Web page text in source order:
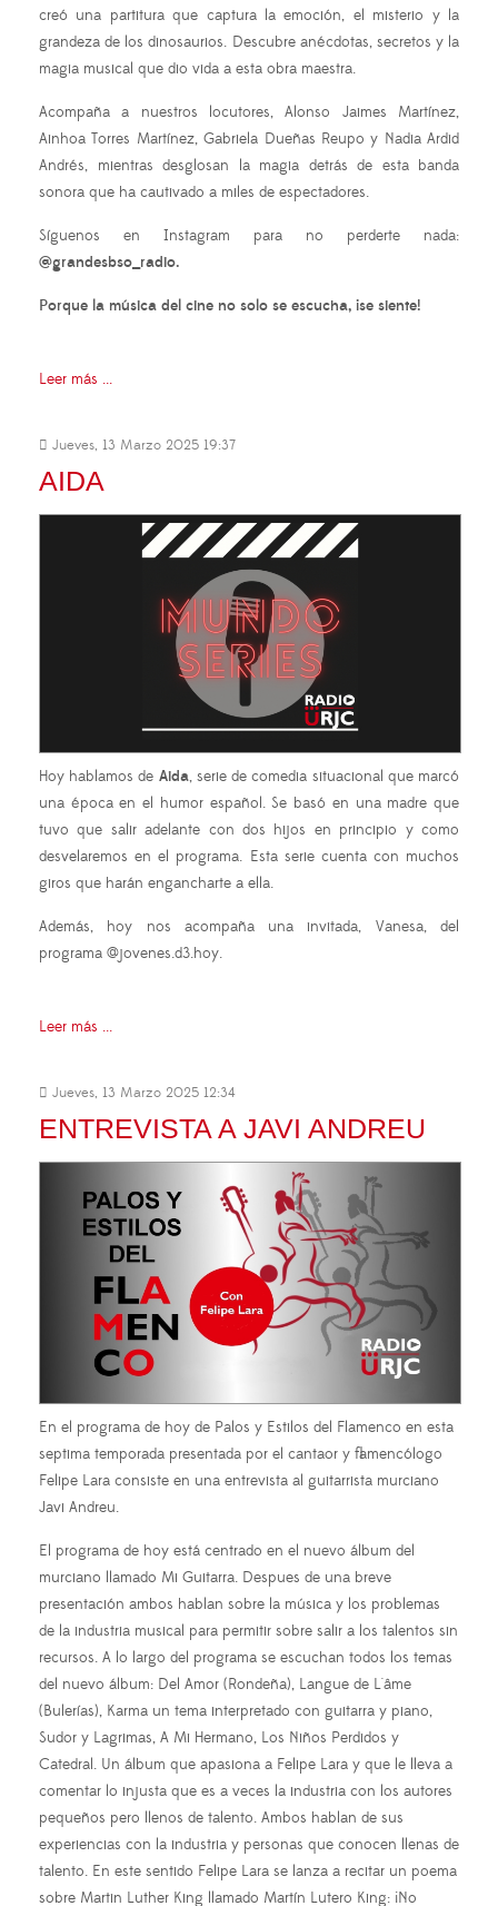
creó una partitura que captura la emoción, el misterio y la
grandeza de los dinosaurios. Descubre anécdotas, secretos y la
magia musical que dio vida a esta obra maestra.
Acompaña a nuestros locutores, Alonso Jaimes Martínez,
Ainhoa Torres Martínez, Gabriela Dueñas Reupo y Nadia Ardid
Andrés, mientras desglosan la magia detrás de esta banda
sonora que ha cautivado a miles de espectadores.
Síguenos en Instagram para no perderte nada:
@grandesbso_radio.
Porque la música del cine no solo se escucha, ¡se siente!
Leer más ...
Jueves, 13 Marzo 2025 19:37
AIDA
Hoy hablamos de Aida, serie de comedia situacional que marcó
una época en el humor español. Se basó en una madre que
tuvo que salir adelante con dos hijos en principio y como
desvelaremos en el programa. Esta serie cuenta con muchos
giros que harán engancharte a ella.
Además, hoy nos acompaña una invitada, Vanesa, del
programa @jovenes.d3.hoy.
Leer más ...
Jueves, 13 Marzo 2025 12:34
ENTREVISTA A JAVI ANDREU
En el programa de hoy de Palos y Estilos del Flamenco en esta
septima temporada presentada por el cantaor y flamencólogo
Felipe Lara consiste en una entrevista al guitarrista murciano
Javi Andreu.
El programa de hoy está centrado en el nuevo álbum del
murciano llamado Mi Guitarra. Despues de una breve
presentación ambos hablan sobre la música y los problemas
de la industria musical para permitir sobre salir a los talentos sin
recursos. A lo largo del programa se escuchan todos los temas
del nuevo álbum: Del Amor (Rondeña), Langue de L'âme
(Bulerías), Karma un tema interpretado con guitarra y piano,
Sudor y Lagrimas, A Mi Hermano, Los Niños Perdidos y
Catedral. Un álbum que apasiona a Felipe Lara y que le lleva a
comentar lo injusta que es a veces la industria con los autores
pequeños pero llenos de talento. Ambos hablan de sus
experiencias con la industria y personas que conocen llenas de
talento. En este sentido Felipe Lara se lanza a recitar un poema
sobre Martin Luther King llamado Martín Lutero King: ¡No